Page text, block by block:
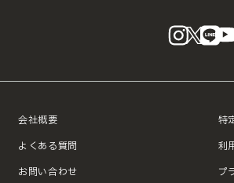
instagram
X
会社概要
よくある質問
お問い合わせ
特
利
プ